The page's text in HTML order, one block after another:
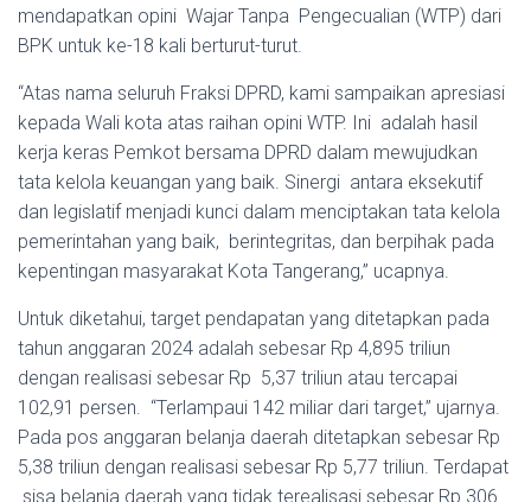
mendapatkan opini Wajar Tanpa Pengecualian (WTP) dari
BPK untuk ke-18 kali berturut-turut.
“Atas nama seluruh Fraksi DPRD, kami sampaikan apresiasi
kepada Wali kota atas raihan opini WTP. Ini adalah hasil
kerja keras Pemkot bersama DPRD dalam mewujudkan
tata kelola keuangan yang baik. Sinergi antara eksekutif
dan legislatif menjadi kunci dalam menciptakan tata kelola
pemerintahan yang baik, berintegritas, dan berpihak pada
kepentingan masyarakat Kota Tangerang,” ucapnya.
Untuk diketahui, target pendapatan yang ditetapkan pada
tahun anggaran 2024 adalah sebesar Rp 4,895 triliun
dengan realisasi sebesar Rp 5,37 triliun atau tercapai
102,91 persen. “Terlampaui 142 miliar dari target,” ujarnya.
Pada pos anggaran belanja daerah ditetapkan sebesar Rp
5,38 triliun dengan realisasi sebesar Rp 5,77 triliun. Terdapat
sisa belanja daerah yang tidak terealisasi sebesar Rp 306